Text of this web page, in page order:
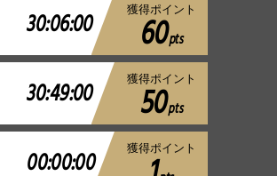
30:06:00 獲得ポイント
60pts
30:49:00 獲得ポイント
50pts
00:00:00 獲得ポイント